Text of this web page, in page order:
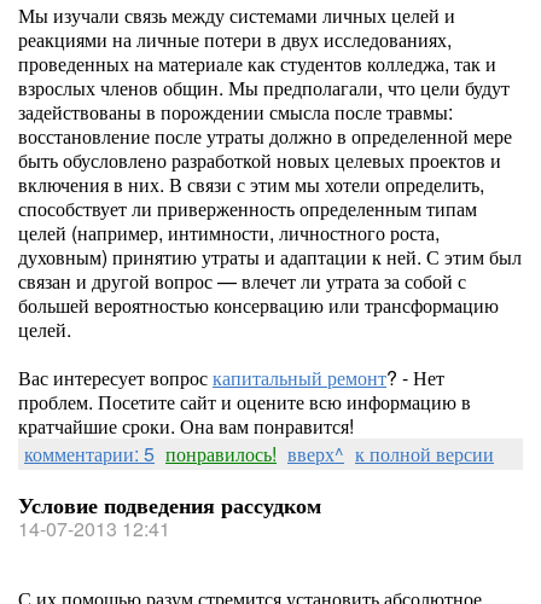
Мы изучали связь между системами личных целей и
реакциями на личные потери в двух исследованиях,
проведенных на материале как студентов колледжа, так и
взрослых членов общин. Мы предполагали, что цели будут
задействованы в порождении смысла после травмы:
восстановление после утраты должно в определенной мере
быть обусловлено разработкой новых целевых проектов и
включения в них. В связи с этим мы хотели определить,
способствует ли приверженность определенным типам
целей (например, интимности, личностного роста,
духовным) принятию утраты и адаптации к ней. С этим был
связан и другой вопрос — влечет ли утрата за собой с
большей вероятностью консервацию или трансформацию
целей.
Вас интересует вопроскапитальный ремонт? - Нет
проблем. Посетите сайт и оцените всю информацию в
кратчайшие сроки. Она вам понравится!
комментарии: 5 понравилось! вверх^ к полной версии
Условие подведения рассудком
14-07-2013 12:41